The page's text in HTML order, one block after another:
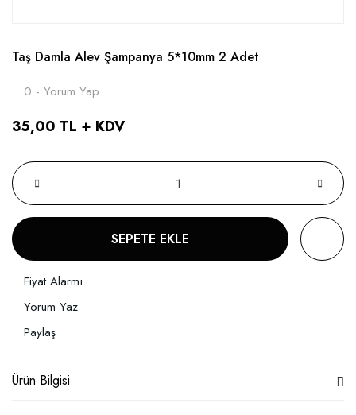
Taş Damla Alev Şampanya 5*10mm 2 Adet
0 - Yorum Yap
35,00 TL + KDV
SEPETE EKLE
Fiyat Alarmı
Yorum Yaz
Paylaş
Ürün Bilgisi